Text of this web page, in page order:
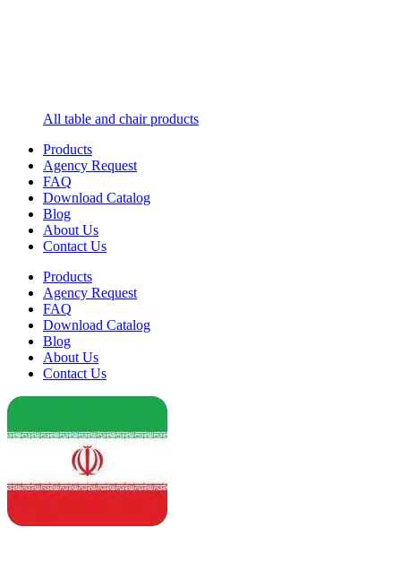
All table and chair products
Products
Agency Request
FAQ
Download Catalog
Blog
About Us
Contact Us
Products
Agency Request
FAQ
Download Catalog
Blog
About Us
Contact Us